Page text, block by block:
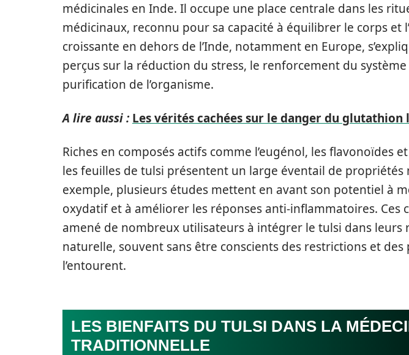
médicinales en Inde. Il occupe une place centrale dans les
médicinaux, reconnu pour sa capacité à équilibrer le corps et
croissante en dehors de l’Inde, notamment en Europe,
perçus sur la réduction du stress, le renforcement du
purification de l’organisme.
A lire aussi : Les vérités cachées sur le danger du glutathion
Riches en composés actifs comme l’eugénol, les flavonoïdes
les feuilles de tulsi présentent un large éventail de propriétés
exemple, plusieurs études mettent en avant son potentiel à
oxydatif et à améliorer les réponses anti-inflammatoires. Ces
amené de nombreux utilisateurs à intégrer le tulsi dans leurs
naturelle, souvent sans être conscients des restrictions et
l’entourent.
LES BIENFAITS DU TULSI DANS LA
TRADITIONNELLE